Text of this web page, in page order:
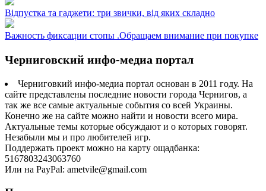
Відпустка та гаджети: три звички, від яких складно
Важность фиксации стопы .Обращаем внимание при покупке
Черниговский инфо-медиа портал
Черниговкий инфо-медиа портал основан в 2011 году. На
сайте представлены последние новости города Чернигов, а
так же все самые актуальные события со всей Украины.
Конечно же на сайте можно найти и новости всего мира.
Актуальные темы которые обсуждают и о которых говорят.
Незабыли мы и про любителей игр.
Поддержать проект можно на карту ощадбанка:
5167803243063760
Или на PayPal: ametvile@gmail.com